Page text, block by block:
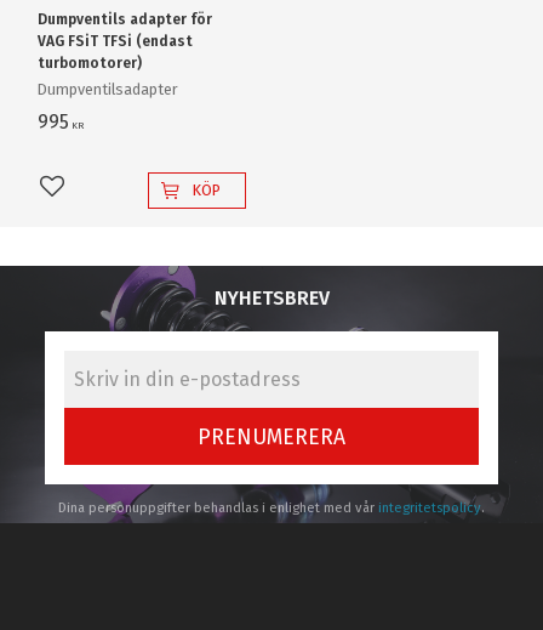
Dumpventils adapter för
VAG FSiT TFSi (endast
turbomotorer)
Dumpventilsadapter
995 KR
Lägg till i favoriter
KÖP
NYHETSBREV
PRENUMERERA
Dina personuppgifter behandlas i enlighet med vår integritetspolicy.